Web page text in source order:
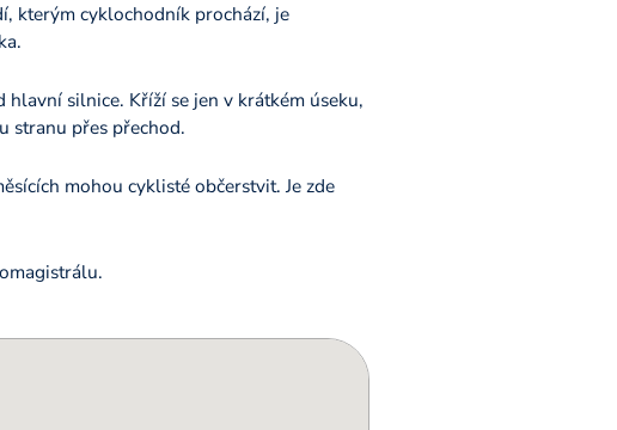
kterým cyklochodník prochází, je
hlavní silnice. Kříží se jen v krátkém úseku,
stranu přes přechod.
mohou cyklisté občerstvit. Je zde